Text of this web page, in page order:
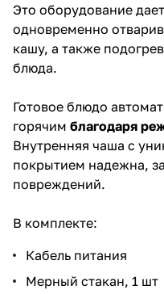
Это оборудование
одновременно
кашу, а также
блюда.
Готовое блюдо
горячим благодаря
Внутренняя чаша с
покрытием надежна,
повреждений.
В комплекте:
Кабель питания
Мерный стакан, 1 шт